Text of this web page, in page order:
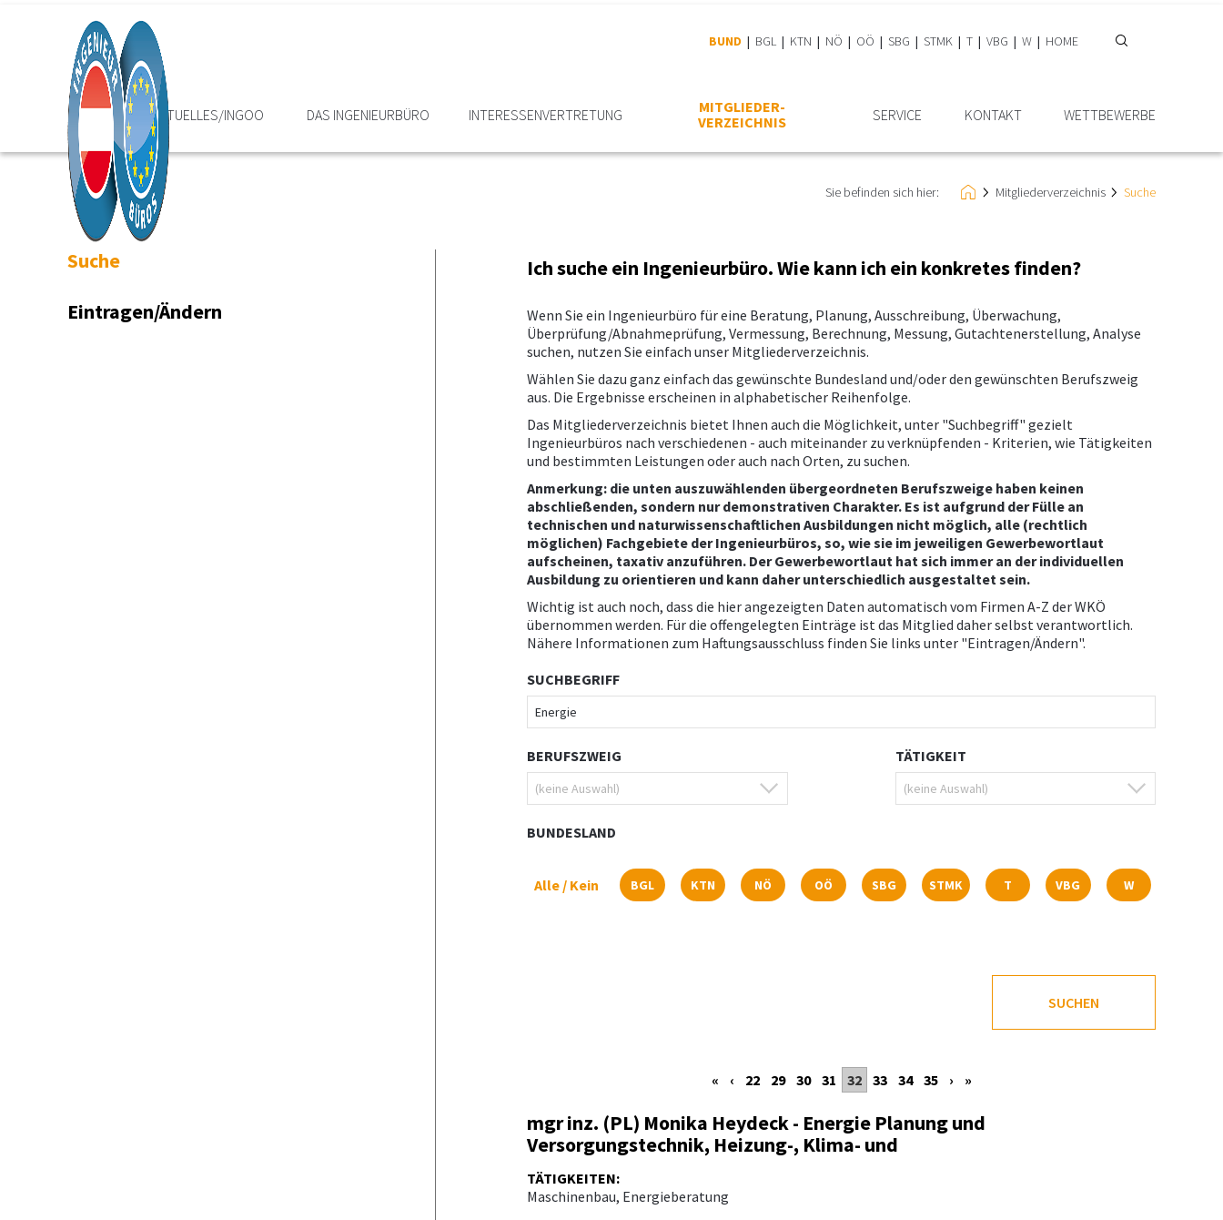
BUND BGL KTN NÖ OÖ SBG STMK T VBG W HOME
HOME AKTUELLES/INGOO DAS INGENIEURBÜRO INTERESSEN­VERTRETUNG
MITGLIEDER­
VERZEICHNIS
SERVICE KONTAKT WETTBEWERBE
Sie befinden sich hier: Mitglieder­verzeichnis Suche
Suche
Eintragen/Ändern
Ich suche ein Ingenieurbüro. Wie kann ich ein konkretes finden?
Wenn Sie ein Ingenieurbüro für eine Beratung, Planung, Ausschreibung, Überwachung,
Überprüfung/Abnahmeprüfung, Vermessung, Berechnung, Messung, Gutachtenerstellung, Analyse
suchen, nutzen Sie einfach unser Mitgliederverzeichnis.
Wählen Sie dazu ganz einfach das gewünschte Bundesland und/oder den gewünschten Berufszweig
aus. Die Ergebnisse erscheinen in alphabetischer Reihenfolge.
Das Mitgliederverzeichnis bietet Ihnen auch die Möglichkeit, unter "Suchbegriff" gezielt
Ingenieurbüros nach verschiedenen - auch miteinander zu verknüpfenden - Kriterien, wie Tätigkeiten
und bestimmten Leistungen oder auch nach Orten, zu suchen.
Anmerkung: die unten auszuwählenden übergeordneten Berufszweige haben keinen
abschließenden, sondern nur demonstrativen Charakter. Es ist aufgrund der Fülle an
technischen und naturwissenschaftlichen Ausbildungen nicht möglich, alle (rechtlich
möglichen) Fachgebiete der Ingenieurbüros, so, wie sie im jeweiligen Gewerbewortlaut
aufscheinen, taxativ anzuführen. Der Gewerbewortlaut hat sich immer an der individuellen
Ausbildung zu orientieren und kann daher unterschiedlich ausgestaltet sein.
Wichtig ist auch noch, dass die hier angezeigten Daten automatisch vom Firmen A-Z der WKÖ
übernommen werden. Für die offengelegten Einträge ist das Mitglied daher selbst verantwortlich.
Nähere Informationen zum Haftungsausschluss finden Sie links unter "Eintragen/Ändern".
SUCHBEGRIFF
BERUFSZWEIG TÄTIGKEIT
BUNDESLAND
BGL KTN NÖ OÖ SBG STMK T VBG W
Alle / Kein
SUCHEN
« ‹ 22 29 30 31 32 33 34 35 › »
mgr inz. (PL) Monika Heydeck - Energie Planung und
Versorgungstechnik, Heizung-, Klima- und
TÄTIGKEITEN:
Maschinenbau, Energieberatung